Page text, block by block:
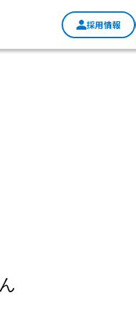
採用情報